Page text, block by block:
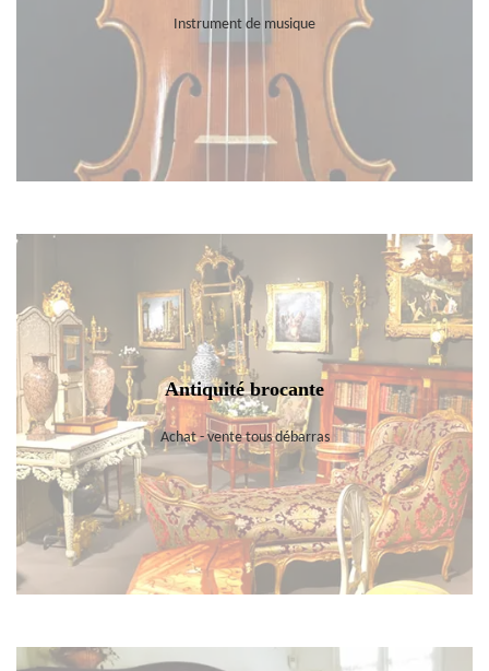
Instrument de musique
Antiquité brocante
Achat - vente tous débarras